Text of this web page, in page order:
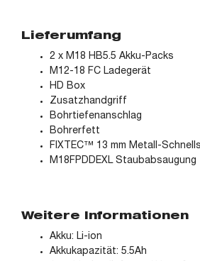
Lieferumfang
2 x M18 HB5.5 Akku-Packs
M12-18 FC Ladegerät
HD Box
Zusatzhandgriff
Bohrtiefenanschlag
Bohrerfett
FIXTEC™ 13 mm Metall-
M18FPDDEXL Staubabsaugung
Weitere Informationen
Akku: Li-ion
Akkukapazität: 5.5Ah